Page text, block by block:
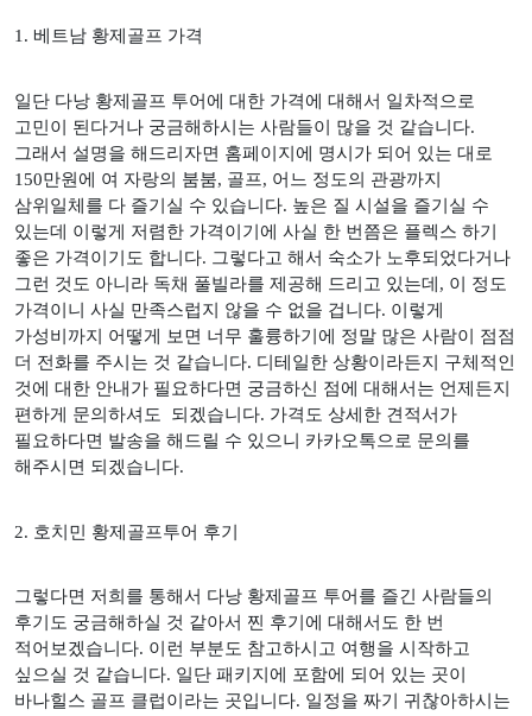
1. 베트남 황제골프 가격
일단 다낭 황제골프 투어에 대한 가격에 대해서 일차적으로
고민이 된다거나 궁금해하시는 사람들이 많을 것 같습니다.
그래서 설명을 해드리자면 홈페이지에 명시가 되어 있는 대로
150만원에 여 자랑의 붐붐, 골프, 어느 정도의 관광까지
삼위일체를 다 즐기실 수 있습니다. 높은 질 시설을 즐기실 수
있는데 이렇게 저렴한 가격이기에 사실 한 번쯤은 플렉스 하기
좋은 가격이기도 합니다. 그렇다고 해서 숙소가 노후되었다거나
그런 것도 아니라 독채 풀빌라를 제공해 드리고 있는데 , 이 정도
가격이니 사실 만족스럽지 않을 수 없을 겁니다. 이렇게
가성비까지 어떻게 보면 너무 훌륭하기에 정말 많은 사람이 점점
더 전화를 주시는 것 같습니다. 디테일한 상황이라든지 구체적인
것에 대한 안내가 필요하다면 궁금하신 점에 대해서는 언제든지
편하게 문의하셔도
되겠습니다. 가격도 상세한 견적서가
필요하다면 발송을 해드릴 수 있으니 카카오톡으로 문의를
해주시면 되겠습니다.
2. 호치민 황제골프투어 후기
그렇다면 저희를 통해서 다낭 황제골프 투어를 즐긴 사람들의
후기도 궁금해하실 것 같아서 찐 후기에 대해서도 한 번
적어보겠습니다. 이런 부분도 참고하시고 여행을 시작하고
싶으실 것 같습니다. 일단 패키지에 포함에 되어 있는 곳이
바나힐스 골프 클럽이라는 곳입니다. 일정을 짜기 귀찮아하시는